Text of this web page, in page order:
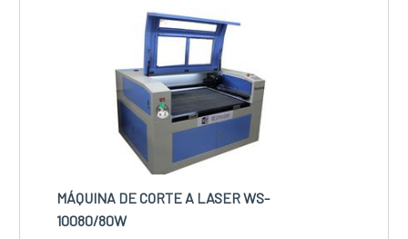
MÁQUINA DE CORTE A LASER WS-
10080/80W